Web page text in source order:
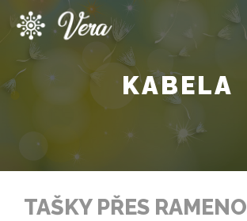
Přeskočit
obsah
KABELA
TAŠKY PŘES RAMENO